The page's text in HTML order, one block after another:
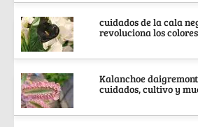
cuidados de la cala
revoluciona los colores
Kalanchoe
cuidados, cultivo y